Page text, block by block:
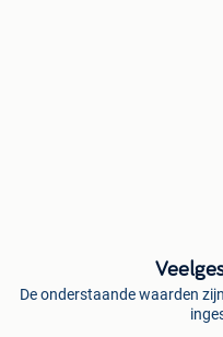
De onderstaande waarden